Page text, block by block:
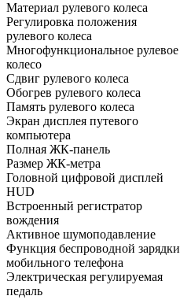
Материал рулевого колеса
Регулировка положения
рулевого колеса
Многофункциональное рулевое
колесо
Сдвиг рулевого колеса
Обогрев рулевого колеса
Память рулевого колеса
Экран дисплея путевого
компьютера
Полная ЖК-панель
Размер ЖК-метра
Головной цифровой дисплей
HUD
Встроенный регистратор
вождения
Активное шумоподавление
Функция беспроводной зарядки
мобильного телефона
Электрическая регулируемая
педаль